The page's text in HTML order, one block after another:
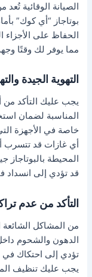
الصيانة الوقائية
بوتاجاز “أي كوك”
الحفاظ على الأجزاء
مما يوفر لك وقتًا
التهوية الجيدة
يجب عليك التأكد من
المناسبة لضمان
خاصة في الأجهزة
أي غازات قد تتسرب
المحيطة بالبوتاجاز
قد تؤدي إلى انسداد
التأكد من عدم
من المشاكل الشائعة
الدهون والشحوم
تؤدي إلى احتكاك في
يجب عليك تنظيف